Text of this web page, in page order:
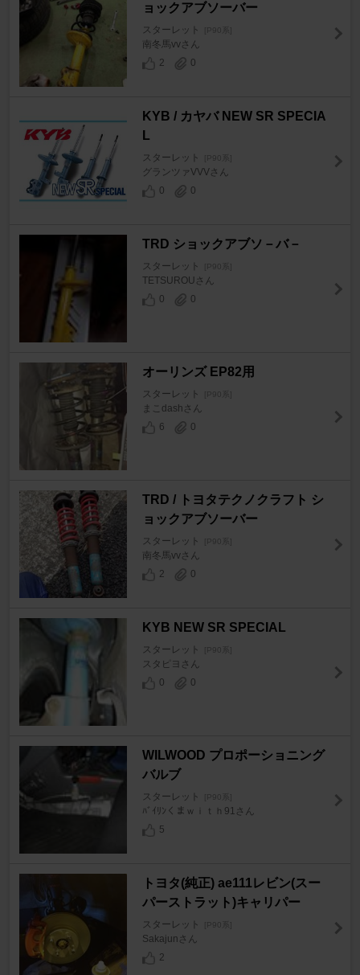
ョックアブソーバー
スターレット [P90系]
南冬馬vvさん
2
0
KYB / カヤバ NEW SR SPECIA
L
スターレット [P90系]
グランツァVVVさん
0
0
TRD ショックアブソ－バ－
スターレット [P90系]
TETSUROUさん
0
0
オーリンズ EP82用
スターレット [P90系]
まこdashさん
6
0
TRD / トヨタテクノクラフト シ
ョックアブソーバー
スターレット [P90系]
南冬馬vvさん
2
0
KYB NEW SR SPECIAL
スターレット [P90系]
スタピヨさん
0
0
WILWOOD プロポーショニング
バルブ
スターレット [P90系]
ﾊﾞｲﾘﾝくまｗｉｔｈ91さん
5
トヨタ(純正) ae111レビン(スー
パーストラット)キャリパー
スターレット [P90系]
Sakajunさん
2